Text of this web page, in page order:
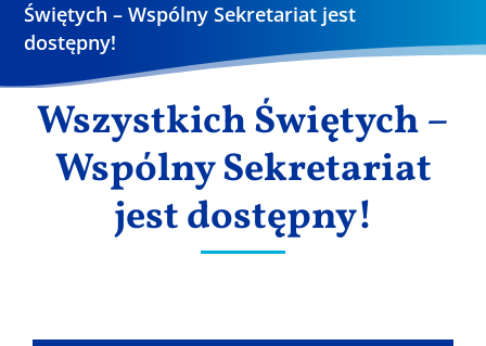
Aktualności
Wyniki
Świętych – Wspólny Sekretariat jest
dostępny!
Wszystkich Świętych –
Wspólny Sekretariat
jest dostępny!